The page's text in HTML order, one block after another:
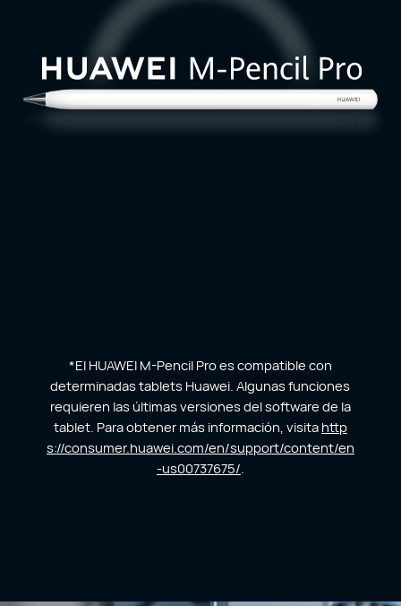
*El HUAWEI M-Pencil Pro es compatible con
determinadas tablets Huawei. Algunas funciones
requieren las últimas versiones del software de la
tablet. Para obtener más información, visita http
s://consumer.huawei.com/en/support/content/en
-us00737675/